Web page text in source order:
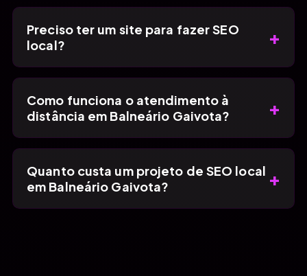
Preciso ter um site para fazer SEO
local?
+
Como funciona o atendimento à
distância em Balneário Gaivota?
+
Quanto custa um projeto de SEO local
em Balneário Gaivota?
+